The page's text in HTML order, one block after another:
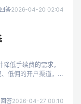
答2026-04-20 02:04
低手续费的需求，
低佣的开户渠道，
芯片ETF交易的手续
答2026-04-27 00:10